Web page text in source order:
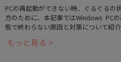
PCの再起動ができない時、ぐるぐるの
方のために、本記事ではWindows PC
態で終わらない原因と対策について紹
もっと見る >